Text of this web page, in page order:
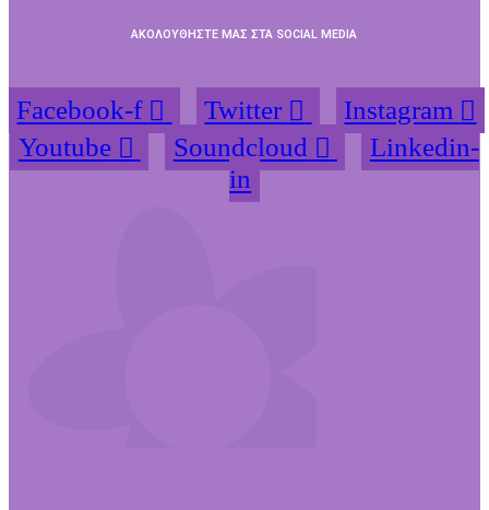
ΑΚΟΛΟΥΘΗΣΤΕ ΜΑΣ ΣΤΑ SOCIAL MEDIA
Facebook-f Twitter
Instagram
Youtube
Soundcloud
Linkedin-
in